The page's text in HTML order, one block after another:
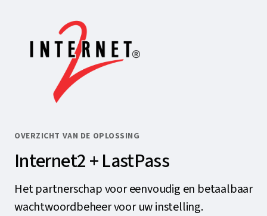
OVERZICHT VAN DE OPLOSSING
Internet2 + LastPass
Het partnerschap voor eenvoudig en betaalbaar
wachtwoordbeheer voor uw instelling.